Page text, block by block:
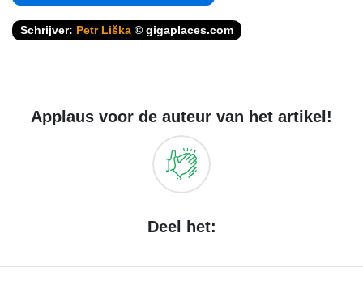
Schrijver: Petr Liška © gigaplaces.com
Applaus voor de auteur van het artikel!
Deel het: